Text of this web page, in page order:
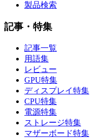
製品検索
記事・特集
記事一覧
用語集
レビュー
GPU特集
ディスプレイ特集
CPU特集
電源特集
ストレージ特集
マザーボード特集